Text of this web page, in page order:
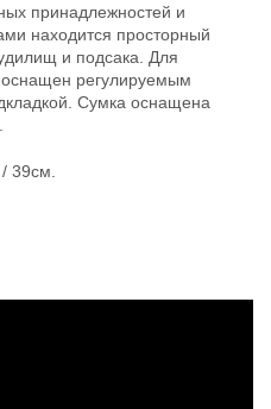
принадлежностей и
находится просторный
и подсака. Для
регулируемым
Сумка оснащена
39см.